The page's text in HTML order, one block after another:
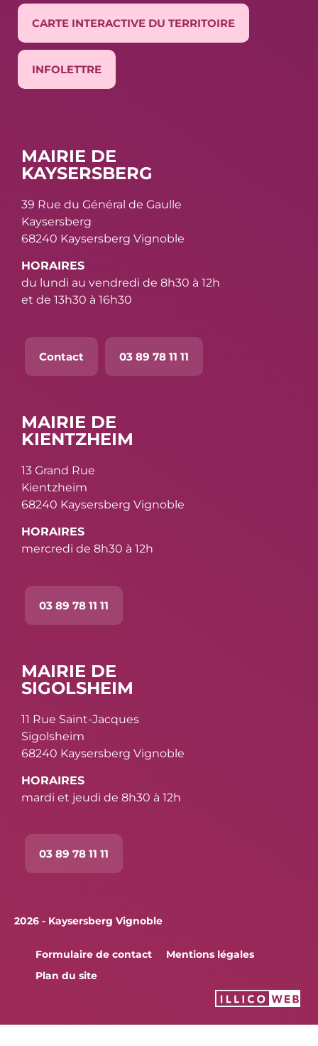
CARTE INTERACTIVE DU TERRITOIRE
INFOLETTRE
MAIRIE DE
KAYSERSBERG
39 Rue du Général de Gaulle
Kaysersberg
68240 Kaysersberg Vignoble
HORAIRES
du lundi au vendredi de 8h30 à 12h
et de 13h30 à 16h30
Contact 03 89 78 11 11
MAIRIE DE
KIENTZHEIM
13 Grand Rue
Kientzheim
68240 Kaysersberg Vignoble
HORAIRES
mercredi de 8h30 à 12h
03 89 78 11 11
MAIRIE DE
SIGOLSHEIM
11 Rue Saint-Jacques
Sigolsheim
68240 Kaysersberg Vignoble
HORAIRES
mardi et jeudi de 8h30 à 12h
03 89 78 11 11
2026 - Kaysersberg Vignoble
Formulaire de contact
Mentions légales
Plan du site